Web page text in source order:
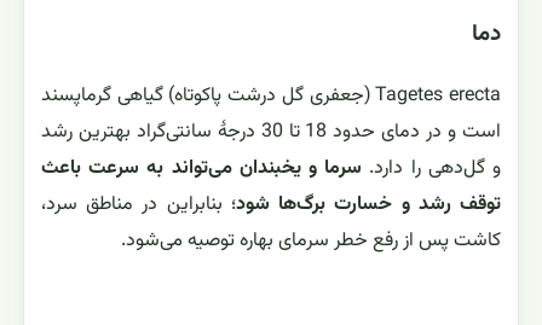
دما
Tagetes erecta (جعفری گل درشت پاکوتاه) گیاهی گرماپسند
است و در دمای حدود 18 تا 30 درجهٔ سانتی‌گراد بهترین رشد
و گل‌دهی را دارد. سرما و یخبندان می‌تواند به سرعت باعث
توقف رشد و خسارت برگ‌ها شود؛ بنابراین در مناطق سرد،
کاشت پس از رفع خطر سرمای بهاره توصیه می‌شود.